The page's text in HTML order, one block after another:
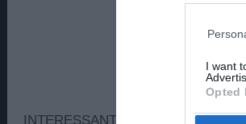
I want
Opted